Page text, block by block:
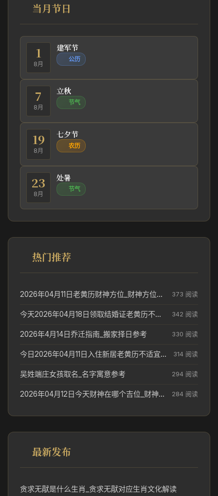
当月节日
1
8月
建军节
公历
7
8月
立秋
节气
19
8月
七夕节
农历
23
8月
处暑
节气
热门推荐
2026年04月11日老黄历财神方位_财神方位与供奉讲究 373 阅读
今天2026年04月18日领取结婚证老黄历不适合吗_领证日期参考 342 阅读
2026年4月14日乔迁指南_搬家择日参考 330 阅读
今日2026年04月11日入住新居老黄历不适宜吗_搬家择日参考 314 阅读
吴姓端庄女孩取名_名字寓意参考 294 阅读
2026年04月12日今天财神在哪个吉位_财神方位参考 284 阅读
最新发布
贪求无猒是什么生肖_贪求无猒对应生肖文化解读